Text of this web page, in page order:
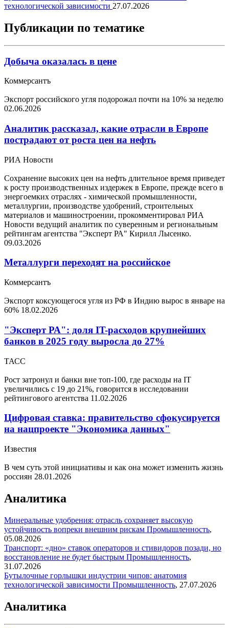
технологической зависимости 27.07.2026
Публикации по тематике
Добыча оказалась в цене
Коммерсантъ
Экспорт российского угля подорожал почти на 10% за неделю
02.06.2026
Аналитик рассказал, какие отрасли в Европе
пострадают от роста цен на нефть
РИА Новости
Сохранение высоких цен на нефть длительное время приведет
к росту производственных издержек в Европе, прежде всего в
энергоемких отраслях - химической промышленности,
металлургии, производстве удобрений, строительных
материалов и машиностроении, прокомментировал РИА
Новости ведущий аналитик по суверенным и региональным
рейтингам агентства "Эксперт РА" Кирилл Лысенко.
09.03.2026
Металлурги переходят на российское
Коммерсантъ
Экспорт коксующегося угля из РФ в Индию вырос в январе на
60% 18.02.2026
"Эксперт РА": доля IT-расходов крупнейших
банков в 2025 году выросла до 27%
ТАСС
Рост затронул и банки вне топ-100, где расходы на IT
увеличились с 19 до 21%, говорится в исследовании
рейтингового агентства 11.02.2026
Цифровая ставка: правительство сфокусируется
на нацпроекте "Экономика данных"
Известия
В чем суть этой инициативы и как она может изменить жизнь
россиян 28.01.2026
Аналитика
Минеральные удобрения: отрасль сохраняет высокую
устойчивость вопреки внешним рискам Промышленность,
05.08.2026
Транспорт: «дно» ставок операторов и стивидоров позади, но
восстановление не будет быстрым Промышленность,
31.07.2026
Бутылочные горлышки индустрии чипов: анатомия
технологической зависимости Промышленность, 27.07.2026
Аналитика